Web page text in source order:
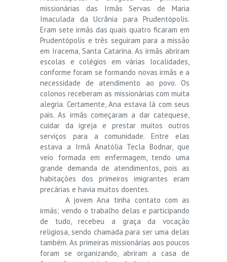
missionárias das Irmãs Servas de Maria
Imaculada da Ucrânia para Prudentópolis.
Eram sete irmãs das quais quatro ficaram em
Prudentópolis e três seguiram para a missão
em Iracema, Santa Catarina. As irmãs abriram
escolas e colégios em várias localidades,
conforme foram se formando novas irmãs e a
necessidade de atendimento ao povo. Os
colonos receberam as missionárias com muita
alegria. Certamente, Ana estava lá com seus
pais. As irmãs começaram a dar catequese,
cuidar da igreja e prestar muitos outros
serviços para a comunidade. Entre elas
estava a Irmã Anatólia Tecla Bodnar, que
veio formada em enfermagem, tendo uma
grande demanda de atendimentos, pois as
habitações dos primeiros imigrantes eram
precárias e havia muitos doentes.
A jovem Ana tinha contato com as
irmãs; vendo o trabalho delas e participando
de tudo, recebeu a graça da vocação
religiosa, sendo chamada para ser uma delas
também. As primeiras missionárias aos poucos
foram se organizando, abriram a casa de